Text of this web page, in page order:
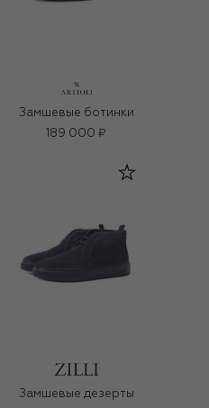
Замшевые ботинки
189 000 ₽
Замшевые дезерты